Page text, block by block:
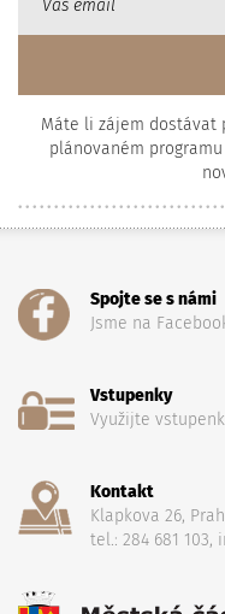
Máte li zájem dostávat
plánovaném
Spojte se s námi
Jsme na
Vstupenky
Využijte
Kontakt
Klapkova 26,
tel.: 284 681 103,